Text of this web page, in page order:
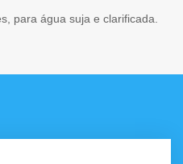
para água suja e clarificada.